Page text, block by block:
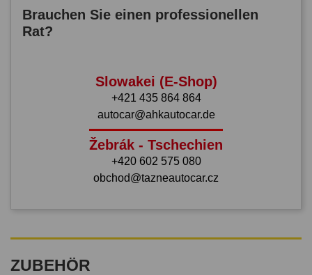
Brauchen Sie einen professionellen
Rat?
Slowakei (E-Shop)
+421 435 864 864
autocar@ahkautocar.de
Žebrák - Tschechien
+420 602 575 080
obchod@tazneautocar.cz
ZUBEHÖR